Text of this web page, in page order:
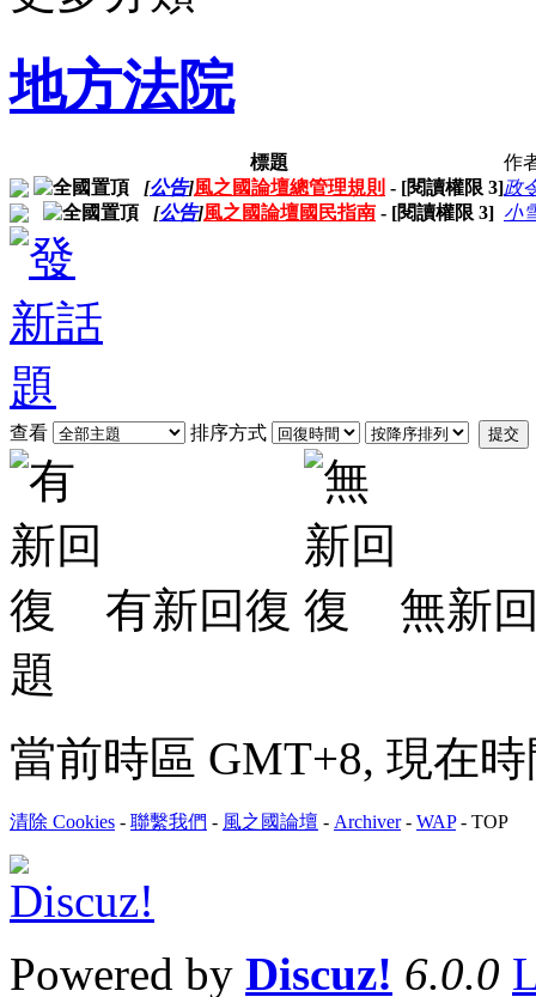
地方法院
標題
作
[公告]風之國論壇總管理規則 - [閱讀權限 3]政
[公告]風之國論壇國民指南 - [閱讀權限 3] 小
查看 排序方式 提交
有新回復
無新
題
當前時區 GMT+8, 現在
清除 Cookies - 聯繫我們 - 風之國論壇 - Archiver- WAP- TOP
Powered by Discuz! 6.0.0